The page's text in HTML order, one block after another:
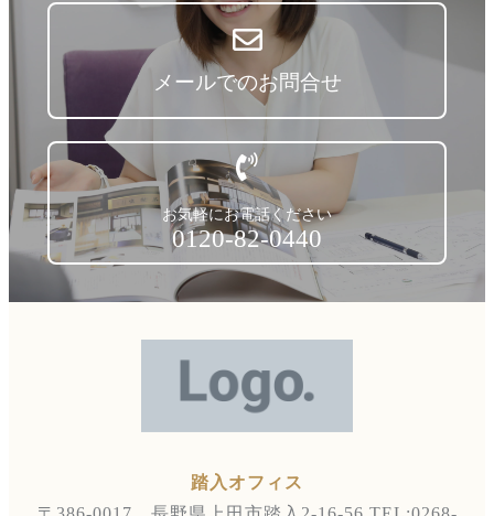
メールでのお問合せ
お気軽にお電話ください
0120-82-0440
踏入オフィス